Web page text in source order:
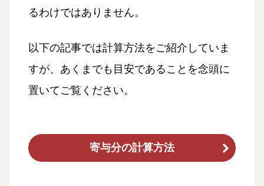
るわけではありません。
以下の記事では計算方法をご紹介していま
すが、あくまでも目安であることを念頭に
置いてご覧ください。
寄与分の計算方法